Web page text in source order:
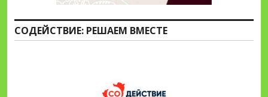
СОДЕЙСТВИЕ: РЕШАЕМ ВМЕСТЕ